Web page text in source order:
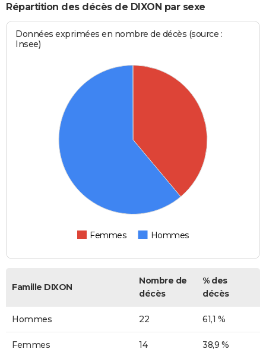
Répartition des décès de DIXON par sexe
Données exprimées en nombre de décès (source :
Insee)
Femmes Hommes
Famille DIXON
Nombre de
décès
% des
décès
Hommes 22 61,1 %
Femmes 14 38,9 %